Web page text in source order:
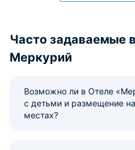
Часто задаваемые
Меркурий
Возможно ли в Отеле
с детьми и размещение
местах?